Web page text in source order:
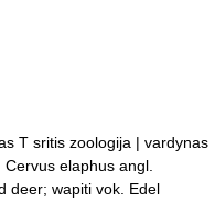
T sritis zoologija | vardynas
elaphus angl.
deer; wapiti vok. Edel